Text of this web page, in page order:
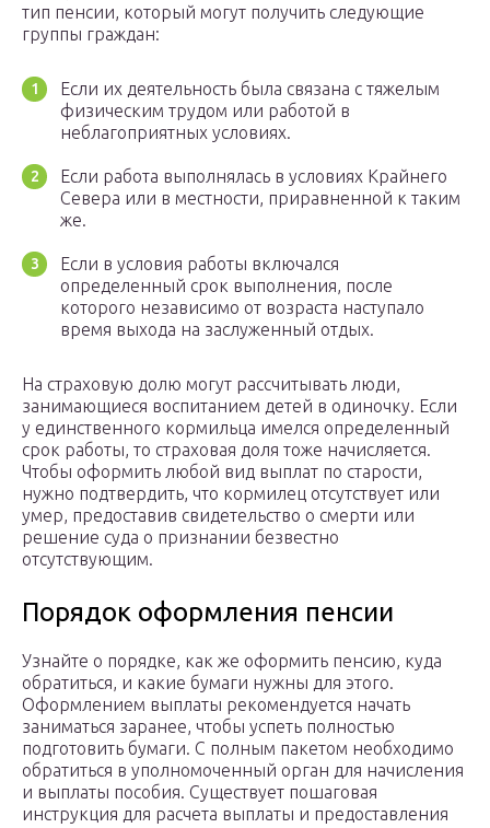
тип пенсии, который могут получить следующие
группы граждан:
Если их деятельность была связана с тяжелым
физическим трудом или работой в
неблагоприятных условиях.
Если работа выполнялась в условиях Крайнего
Севера или в местности, приравненной к таким
же.
Если в условия работы включался
определенный срок выполнения, после
которого независимо от возраста наступало
время выхода на заслуженный отдых.
На страховую долю могут рассчитывать люди,
занимающиеся воспитанием детей в одиночку. Если
у единственного кормильца имелся определенный
срок работы, то страховая доля тоже начисляется.
Чтобы оформить любой вид выплат по старости,
нужно подтвердить, что кормилец отсутствует или
умер, предоставив свидетельство о смерти или
решение суда о признании безвестно
отсутствующим.
Порядок оформления пенсии
Узнайте о порядке, как же оформить пенсию, куда
обратиться, и какие бумаги нужны для этого.
Оформлением выплаты рекомендуется начать
заниматься заранее, чтобы успеть полностью
подготовить бумаги. С полным пакетом необходимо
обратиться в уполномоченный орган для начисления
и выплаты пособия. Существует пошаговая
инструкция для расчета выплаты и предоставления